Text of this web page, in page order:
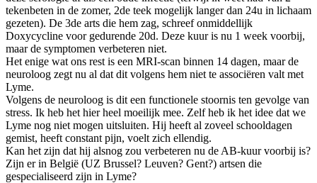
tekenbeten in de zomer, 2de teek mogelijk langer dan 24u in lichaam
gezeten). De 3de arts die hem zag, schreef onmiddellijk
Doxycycline voor gedurende 20d. Deze kuur is nu 1 week voorbij,
maar de symptomen verbeteren niet.
Het enige wat ons rest is een MRI-scan binnen 14 dagen, maar de
neuroloog zegt nu al dat dit volgens hem niet te associëren valt met
Lyme.
Volgens de neuroloog is dit een functionele stoornis ten gevolge van
stress. Ik heb het hier heel moeilijk mee. Zelf heb ik het idee dat we
Lyme nog niet mogen uitsluiten. Hij heeft al zoveel schooldagen
gemist, heeft constant pijn, voelt zich ellendig.
Kan het zijn dat hij alsnog zou verbeteren nu de AB-kuur voorbij is?
Zijn er in België (UZ Brussel? Leuven? Gent?) artsen die
gespecialiseerd zijn in Lyme?